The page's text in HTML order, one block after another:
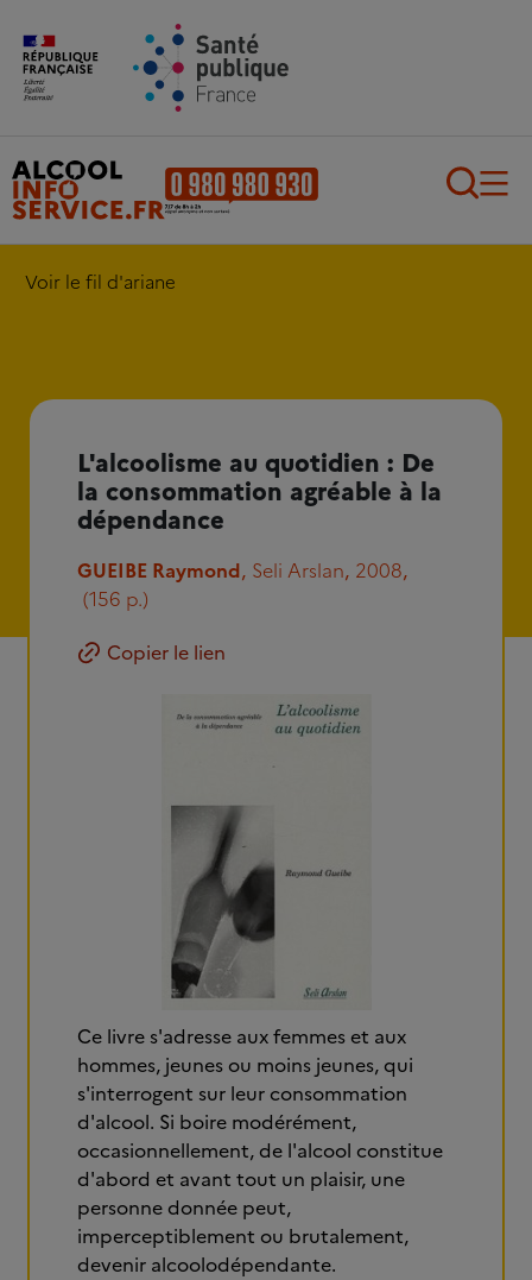
Aller au contenu principal
Voir le fil d'ariane
L'alcoolisme au quotidien : De
la consommation agréable à la
dépendance
GUEIBE Raymond, Seli Arslan, 2008,
(156 p.)
Copier le lien
Ce livre s'adresse aux femmes et aux
hommes, jeunes ou moins jeunes, qui
s'interrogent sur leur consommation
d'alcool. Si boire modérément,
occasionnellement, de l'alcool constitue
d'abord et avant tout un plaisir, une
personne donnée peut,
imperceptiblement ou brutalement,
devenir alcoolodépendante.